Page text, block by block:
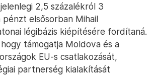
2,5 százalékról 3
pénzt elsősorban Mihail
légibázis kiépítésére fordítaná.
támogatja Moldova és a
EU-s csatlakozását,
partnerség kialakítását